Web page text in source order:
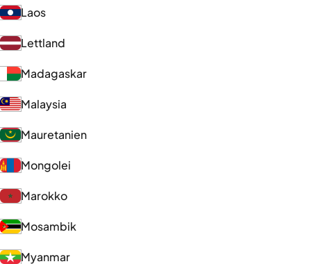
Laos
Lettland
Madagaskar
Malaysia
Mauretanien
Mongolei
Marokko
Mosambik
Myanmar